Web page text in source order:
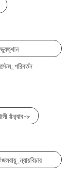
#র‍্যাব-৮